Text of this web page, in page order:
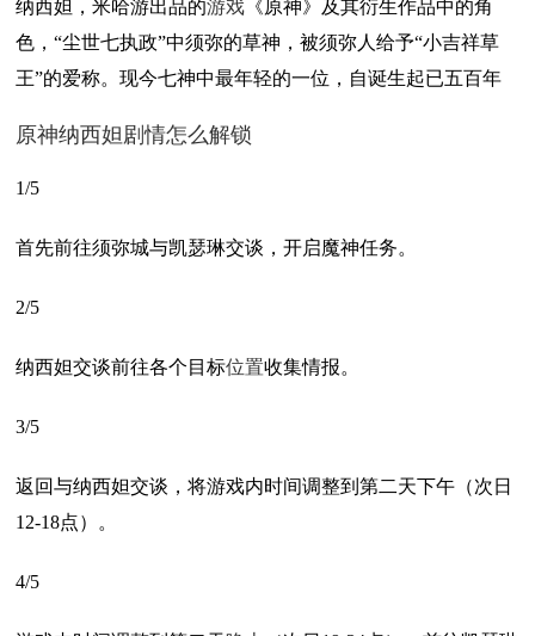
纳西妲，米哈游出品的游戏 《原神》及其衍生作品中的角
色，“尘世七执政”中须弥的草神，被须弥人给予“小吉祥草
王”的爱称。现今七神中最年轻的一位，自诞生起已五百年
原神纳西妲剧情怎么解锁
1/5
首先前往须弥城与凯瑟琳交谈，开启魔神任务。
2/5
纳西妲交谈前往各个目标位置收集情报。
3/5
返回与纳西妲交谈，将游戏内时间调整到第二天下午（次日
12-18点）。
4/5